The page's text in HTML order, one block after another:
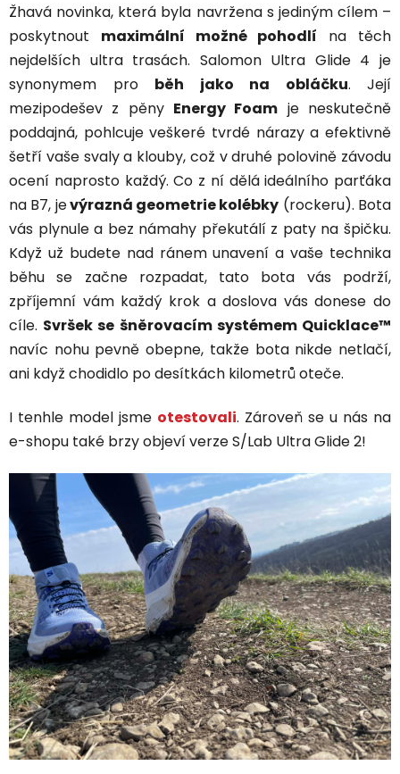
Žhavá novinka, která byla navržena s jediným cílem –
poskytnout maximální možné pohodlí na těch
nejdelších ultra trasách. Salomon Ultra Glide 4 je
synonymem pro běh jako na obláčku. Její
mezipodešev z pěny Energy Foam je neskutečně
poddajná, pohlcuje veškeré tvrdé nárazy a efektivně
šetří vaše svaly a klouby, což v druhé polovině závodu
ocení naprosto každý. Co z ní dělá ideálního parťáka
na B7, jevýrazná geometrie kolébky (rockeru). Bota
vás plynule a bez námahy překutálí z paty na špičku.
Když už budete nad ránem unavení a vaše technika
běhu se začne rozpadat, tato bota vás podrží,
zpříjemní vám každý krok a doslova vás donese do
cíle. Svršek se šněrovacím systémem Quicklace™
navíc nohu pevně obepne, takže bota nikde netlačí,
ani když chodidlo po desítkách kilometrů oteče.
I tenhle model jsme otestovali. Zároveň se u nás na
e-shopu také brzy objeví verze S/Lab Ultra Glide 2!